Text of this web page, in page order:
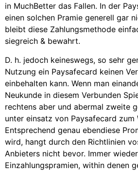
in MuchBetter das Fallen. In der
einen solchen Pramie generell gar
bleibt diese Zahlungsmethode
siegreich & bewahrt.
D. h. jedoch keineswegs, so sehr
Nutzung ein Paysafecard keinen
einbehalten kann. Wenn man
Neukunde in diesem Verbunden
rechtens aber und abermal zweite
unter einsatz von Paysafecard zum
Entsprechend genau ebendiese
wird, hangt durch den Richtlinien
Anbieters nicht bevor. Immer
Einzahlungspramien, within denen